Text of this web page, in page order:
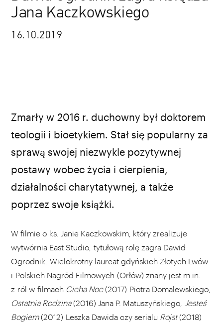
Jana Kaczkowskiego
16.10.2019
Zmarły w 2016 r. duchowny był doktorem
teologii i bioetykiem. Stał się popularny za
sprawą swojej niezwykle pozytywnej
postawy wobec życia i cierpienia,
działalności charytatywnej, a także
poprzez swoje książki.
W filmie o ks. Janie Kaczkowskim, który zrealizuje
wytwórnia East Studio, tytułową rolę zagra Dawid
Ogrodnik. Wielokrotny laureat gdyńskich Złotych Lwów
i Polskich Nagród Filmowych (Orłów) znany jest m.in.
z ról w filmach Cicha Noc(2017) Piotra Domalewskiego,
Ostatnia Rodzina(2016) Jana P. Matuszyńskiego,
Jesteś
Bogiem (2012) Leszka Dawida czy serialu Rojst(2018)